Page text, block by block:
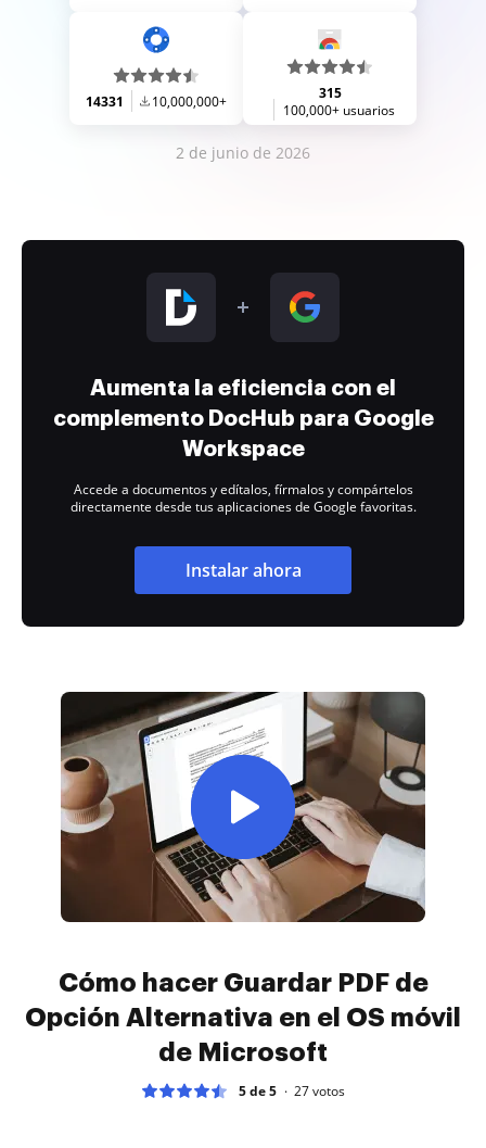
14331 10,000,000+
315
100,000+ usuarios
2 de junio de 2026
Aumenta la eficiencia con el
complemento DocHub para Google
Workspace
Accede a documentos y edítalos, fírmalos y compártelos
directamente desde tus aplicaciones de Google favoritas.
Instalar ahora
Cómo hacer Guardar PDF de
Opción Alternativa en el OS móvil
de Microsoft
5 de 5 27votos